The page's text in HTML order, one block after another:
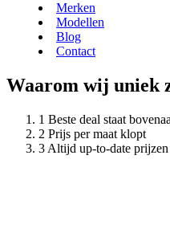
Merken
Modellen
Blog
Contact
Waarom wij uniek
Beste deal staat
Prijs per maat klopt
Altijd up-to-date prijzen